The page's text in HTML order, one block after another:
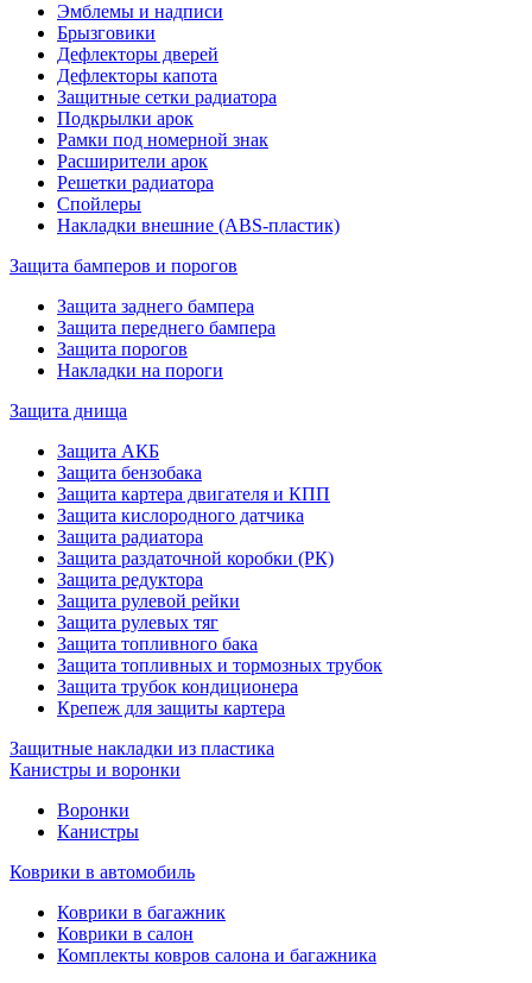
Эмблемы и надписи
Брызговики
Дефлекторы дверей
Дефлекторы капота
Защитные сетки радиатора
Подкрылки арок
Рамки под номерной знак
Расширители арок
Решетки радиатора
Спойлеры
Накладки внешние (ABS-пластик)
Защита бамперов и порогов
Защита заднего бампера
Защита переднего бампера
Защита порогов
Накладки на пороги
Защита днища
Защита АКБ
Защита бензобака
Защита картера двигателя и КПП
Защита кислородного датчика
Защита радиатора
Защита раздаточной коробки (РК)
Защита редуктора
Защита рулевой рейки
Защита рулевых тяг
Защита топливного бака
Защита топливных и тормозных трубок
Защита трубок кондиционера
Крепеж для защиты картера
Защитные накладки из пластика
Канистры и воронки
Воронки
Канистры
Коврики в автомобиль
Коврики в багажник
Коврики в салон
Комплекты ковров салона и багажника